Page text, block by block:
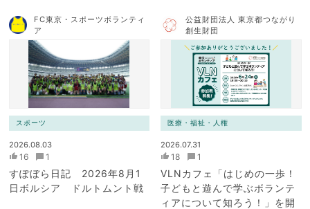
FC東京・スポーツボランティ
ア
スポーツ
2026.08.03
16 1
すぽぼら日記 2026年8月1
日ボルシア ドルトムント戦
公益財団法人 東京都つながり
創生財団
医療・福祉・人権
2026.07.31
18 1
VLNカフェ「はじめの一歩！
子どもと遊んで学ぶボランテ
ィアについて知ろう！」を開